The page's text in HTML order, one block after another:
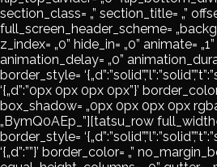
section_class= „” section_title= „”
full_screen_header_scheme=
z_index= „0” hide_in= „0” animate=
animation_delay= „0”
border_style=
‘{„d”:”0px 0px 0px 0px”}’
box_shadow= „0px 0px 0px 0px
„BymQ0AEp_”][tatsu_row full_width=
border_style=
‘{„d”:””}’ border_color= „”